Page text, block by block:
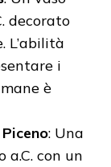
decorato
L’abilità
i
è
: Una
a.C. con un